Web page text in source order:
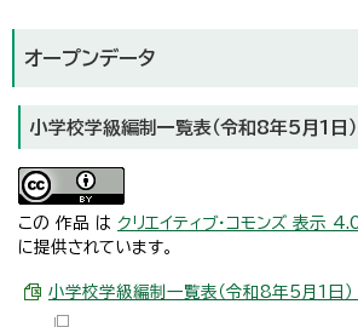
オープンデータ
小学校学級編制一覧表（令和8年5月1日）
この 作品 は クリエイティブ・コモンズ 表示
に提供されています。
小学校学級編制一覧表（令和8年5月1日